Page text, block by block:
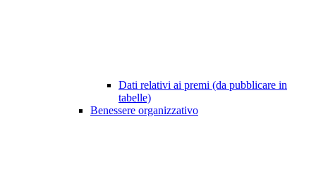
Dati relativi ai premi (da pubblicare in
tabelle)
Benessere organizzativo